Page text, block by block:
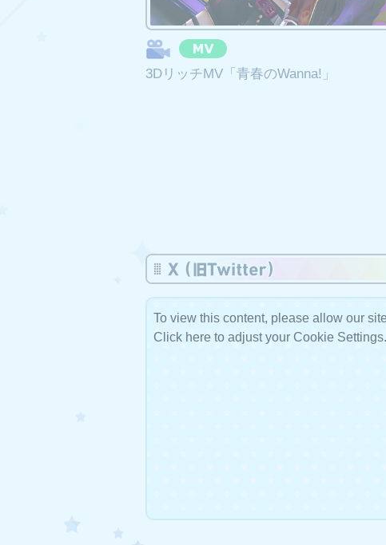
3DリッチMV「青春のWanna!」
To view this content, please allow our
Click here to adjust your Cookie Settings.
シンデレラシアター機能の
コンテンツの更新停止
楽曲追加の終了
2025年9月3日更新予定のイベ
2025年9月3日更新予定のドレ
＜ストーリーコミュ＞